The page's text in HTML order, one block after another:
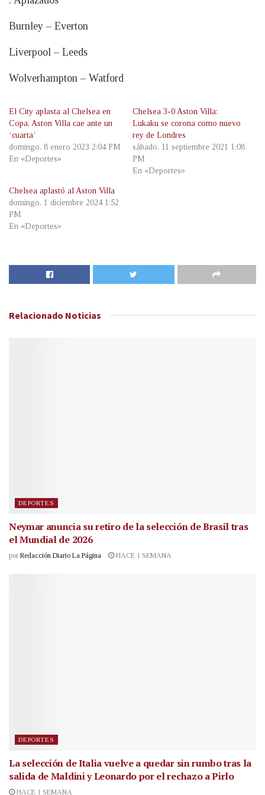
Burnley – Everton
Liverpool – Leeds
Wolverhampton – Watford
El City aplasta al Chelsea en
Copa, Aston Villa cae ante un
‘cuarta’
domingo, 8 enero 2023 2:04 PM
En «Deportes»
Chelsea 3-0 Aston Villa:
Lukaku se corona como nuevo
rey de Londres
sábado, 11 septiembre 2021 1:08
PM
En «Deportes»
Chelsea aplastó al Aston Villa
domingo, 1 diciembre 2024 1:52
PM
En «Deportes»
Relacionado Noticias
DEPORTES
Neymar anuncia su retiro de la selección de Brasil tras
el Mundial de 2026
por Redacción Diario La Página HACE 1 SEMANA
DEPORTES
La selección de Italia vuelve a quedar sin rumbo tras la
salida de Maldini y Leonardo por el rechazo a Pirlo
HACE 1 SEMANA